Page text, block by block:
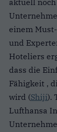
aktuell
einem
und
Hoteliers
dass die
Fähigkeit ,
wird (Shiji).
Lufthansa